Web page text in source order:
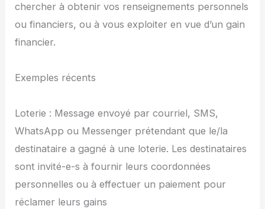
chercher à obtenir vos renseignements personnels
ou financiers, ou à vous exploiter en vue d’un gain
financier.
Exemples récents
Loterie : Message envoyé par courriel, SMS,
WhatsApp ou Messenger prétendant que le/la
destinataire a gagné à une loterie. Les destinataires
sont invité-e-s à fournir leurs coordonnées
personnelles ou à effectuer un paiement pour
réclamer leurs gains